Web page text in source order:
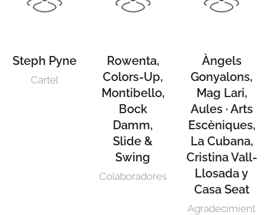
Steph Pyne
Cartel
Rowenta,
Colors-Up,
Montibello,
Bock
Damm,
Slide &
Swing
Colaboradores
Àngels
Gonyalons,
Mag Lari,
Aules · Arts
Escèniques,
La Cubana,
Cristina Vall-
Llosada y
Casa Seat
Agradecimient